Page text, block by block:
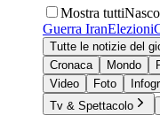
Mostra tutti
Guerra IranElezioni
Tutte le notizie del
Cronaca
Mondo
Video
Foto
Tv & Spettacolo